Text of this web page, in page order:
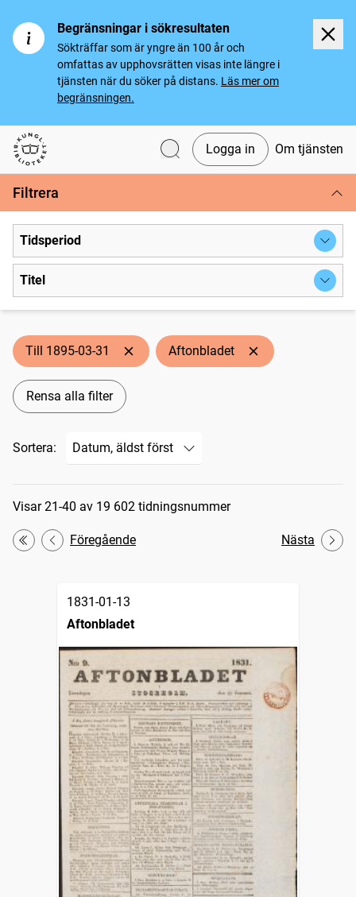
Begränsningar i sökresultaten
Sökträffar som är yngre än 100 år och
omfattas av upphovsrätten visas inte längre i
tjänsten när du söker på distans. Läs mer om
begränsningen.
Svenska tidningar
Logga in Om tjänsten
Filtrera
Tidsperiod
Titel
Till 1895-03-31 Aftonbladet
Rensa alla filter
Sortera:
Sökresultat
Visar 21-40 av 19 602 tidningsnummer
Första
Föregående Nästa
1831-01-13
Aftonbladet